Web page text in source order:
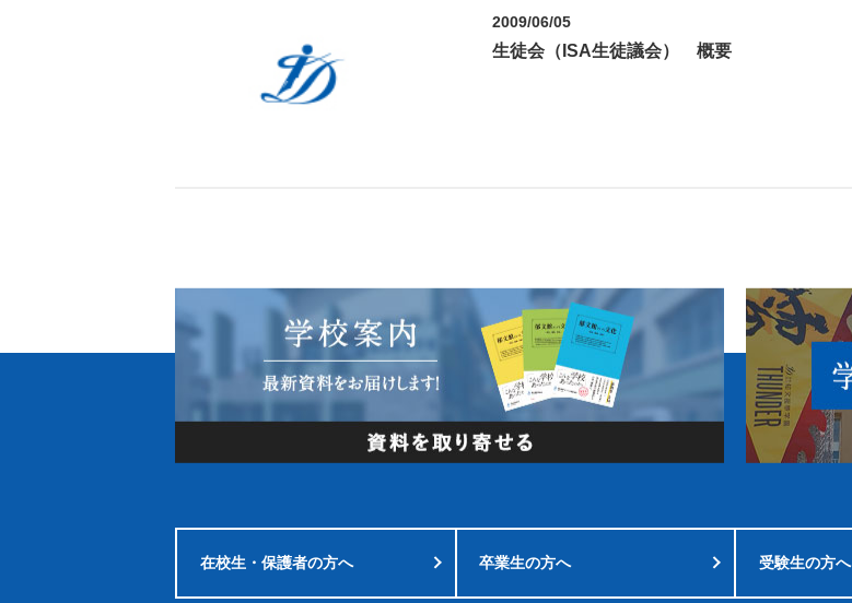
2009/06/05
生徒会（ISA生徒議会） 概要
在校生・ 保護者の方へ 卒業生の方へ 受験生の方へ